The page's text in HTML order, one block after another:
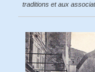
traditions et aux